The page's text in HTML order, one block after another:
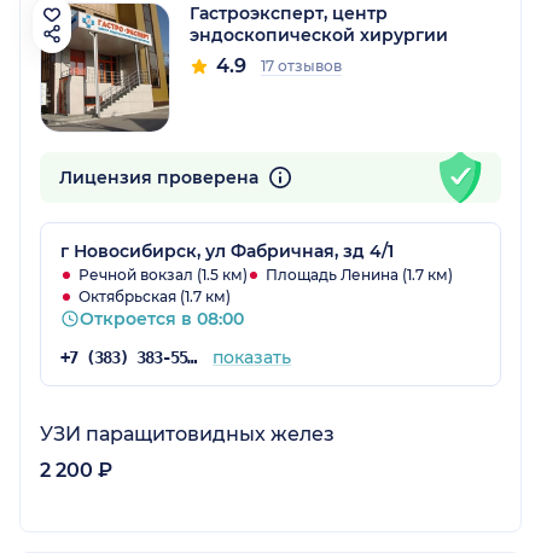
Гастроэксперт, центр
эндоскопической хирургии
4.9 17 отзывов
Лицензия проверена
г Новосибирск, ул Фабричная, зд 4/1
Речной вокзал (1.5 км)
Площадь Ленина (1.7 км)
Октябрьская (1.7 км)
Откроется в 08:00
+7 (383) 383-55-03 показать
УЗИ паращитовидных желез
2 200 ₽